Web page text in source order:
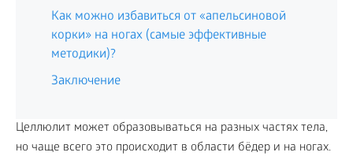
Как можно избавиться от «апельсиновой
корки» на ногах (самые эффективные
методики)?
Заключение
Целлюлит может образовываться на разных частях тела,
но чаще всего это происходит в области бёдер и на ногах.